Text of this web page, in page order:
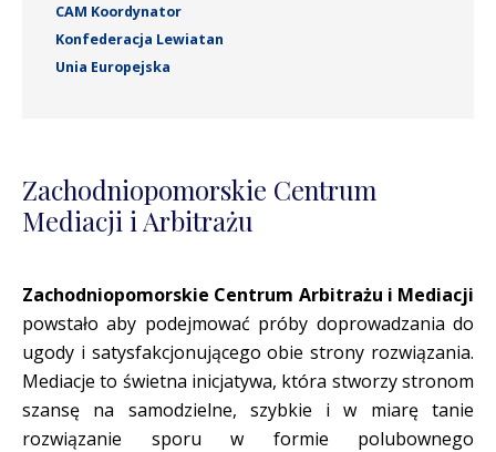
CAM Koordynator
Konfederacja Lewiatan
Unia Europejska
Zachodniopomorskie Centrum
Mediacji i Arbitrażu
Zachodniopomorskie Centrum Arbitrażu i Mediacji
powstało aby podejmować próby doprowadzania do
ugody i satysfakcjonującego obie strony rozwiązania.
Mediacje to świetna inicjatywa, która stworzy stronom
szansę na samodzielne, szybkie i w miarę tanie
rozwiązanie sporu w formie polubownego